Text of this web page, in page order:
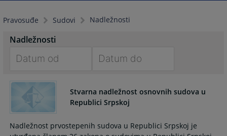
Pravosuđe Sudovi Nadležnosti
Nadležnosti
forward
interact
the
forward
to
interact
the
Stvarna nadležnost osnovnih sudova u
Republici Srpskoj
Nadležnost prvostepenih sudova u Republici Srpskoj je